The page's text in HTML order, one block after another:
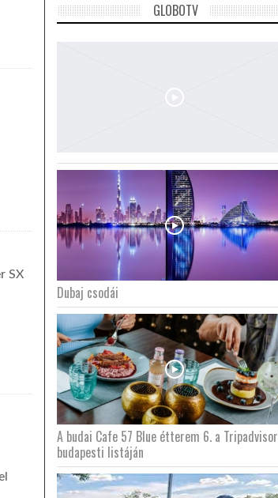
SX
GLOBOTV
Dubaj csodái
A budai Cafe 57 Blue étterem 6. a Tripadvisor
budapesti listáján